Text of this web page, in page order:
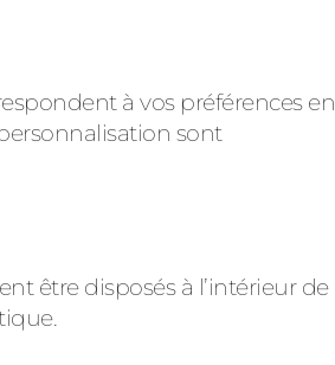
à vos préférences en
sont
être disposés à l’intérieur de